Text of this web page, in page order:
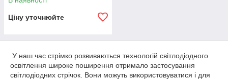
Ціну уточнюйте
У наш час стрімко розвиваються технологій світлодіодного
освітлення широке поширення отримало застосування
світлодіодних стрічок. Вони можуть використовуватися і для